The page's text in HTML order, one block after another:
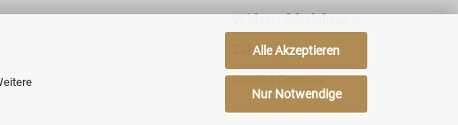
Alle Akzeptieren
Nur Notwendige
Widerrufsbelehrung
Zahlung
Cookie Console